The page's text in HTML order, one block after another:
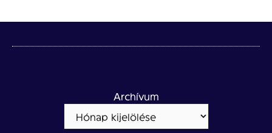
Archívum